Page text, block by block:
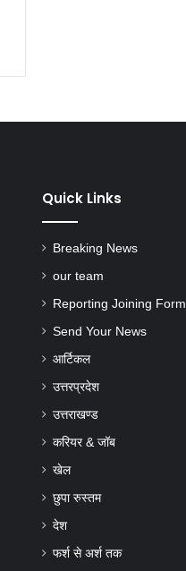
Quick Links
Breaking News
our team
Reporting Joining Form
Send Your News
आर्टिकल
उत्तरप्रदेश
उत्तराखण्ड
करियर & जॉब
खेल
छुपा रुस्तम
देश
फर्श से अर्श तक